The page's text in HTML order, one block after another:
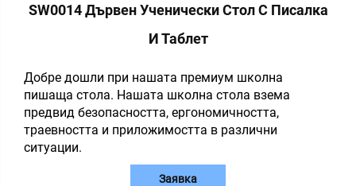
SW0014 Дървен Ученически Стол С Писалка
И Таблет
Добре дошли при нашата премиум школна
пишаща стола. Нашата школна стола взема
предвид безопасността, ергономичността,
траевността и приложимостта в различни
ситуации.
Заявка